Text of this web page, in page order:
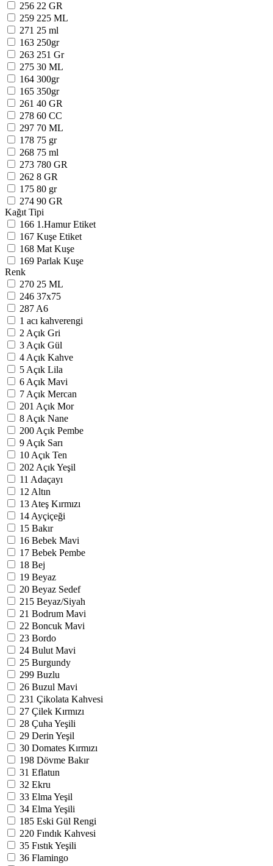
256 22 GR
259 225 ML
271 25 ml
163 250gr
263 251 Gr
275 30 ML
164 300gr
165 350gr
261 40 GR
278 60 CC
297 70 ML
178 75 gr
268 75 ml
273 780 GR
262 8 GR
175 80 gr
274 90 GR
Kağıt Tipi
166 1.Hamur Etiket
167 Kuşe Etiket
168 Mat Kuşe
169 Parlak Kuşe
Renk
270 25 ML
246 37x75
287 A6
1 acı kahverengi
2 Açık Gri
3 Açık Gül
4 Açık Kahve
5 Açık Lila
6 Açık Mavi
7 Açık Mercan
201 Açık Mor
8 Açık Nane
200 Açık Pembe
9 Açık Sarı
10 Açık Ten
202 Açık Yeşil
11 Adaçayı
12 Altın
13 Ateş Kırmızı
14 Ayçiçeği
15 Bakır
16 Bebek Mavi
17 Bebek Pembe
18 Bej
19 Beyaz
20 Beyaz Sedef
215 Beyaz/Siyah
21 Bodrum Mavi
22 Boncuk Mavi
23 Bordo
24 Bulut Mavi
25 Burgundy
299 Buzlu
26 Buzul Mavi
231 Çikolata Kahvesi
27 Çilek Kırmızı
28 Çuha Yeşili
29 Derin Yeşil
30 Domates Kırmızı
198 Dövme Bakır
31 Eflatun
32 Ekru
33 Elma Yeşil
34 Elma Yeşili
185 Eski Gül Rengi
220 Fındık Kahvesi
35 Fıstık Yeşili
36 Flamingo